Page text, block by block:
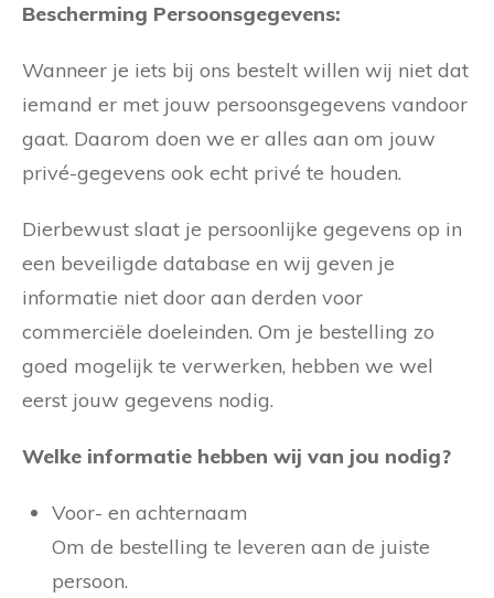
Bescherming Persoonsgegevens:
Wanneer je iets bij ons bestelt willen wij niet dat
iemand er met jouw persoonsgegevens vandoor
gaat. Daarom doen we er alles aan om jouw
privé-gegevens ook echt privé te houden.
Dierbewust slaat je persoonlijke gegevens op in
een beveiligde database en wij geven je
informatie niet door aan derden voor
commerciële doeleinden. Om je bestelling zo
goed mogelijk te verwerken, hebben we wel
eerst jouw gegevens nodig.
Welke informatie hebben wij van jou nodig?
Voor- en achternaam
Om de bestelling te leveren aan de juiste
persoon.